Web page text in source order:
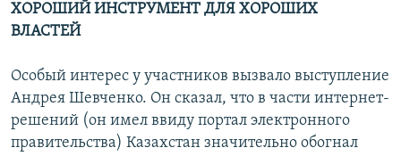
ХОРОШИЙ ИНСТРУМЕНТ ДЛЯ ХОРОШИХ
ВЛАСТЕЙ
Особый интерес у участников вызвало выступление
Андрея Шевченко. Он сказал, что в части интернет-
решений (он имел ввиду портал электронного
правительства) Казахстан значительно обогнал